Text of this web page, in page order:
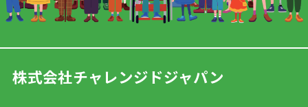
株式会社チャレンジドジャパン